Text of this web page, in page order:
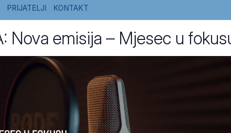
PRIJATELJI KONTAKT
Nova emisija – Mjesec u